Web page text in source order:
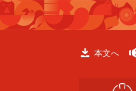
ペ
ー
メ
ニ
本文へ